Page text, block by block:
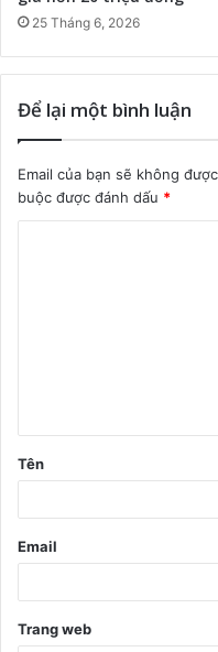
25 Tháng 6, 2026
Để lại một bình luận
Email của bạn sẽ không
buộc được đánh dấu *
ậ
n
Tên
Email
Trang web